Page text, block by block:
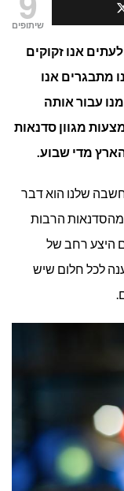
למבוגרים
שיתופים
אנו זקוקים
מתבגרים אנו
עבור אותה
מגוון סדנאות
מדי שבוע.
שלנו הוא דבר
הרבות
היצע רחב של
לכל חלום שיש